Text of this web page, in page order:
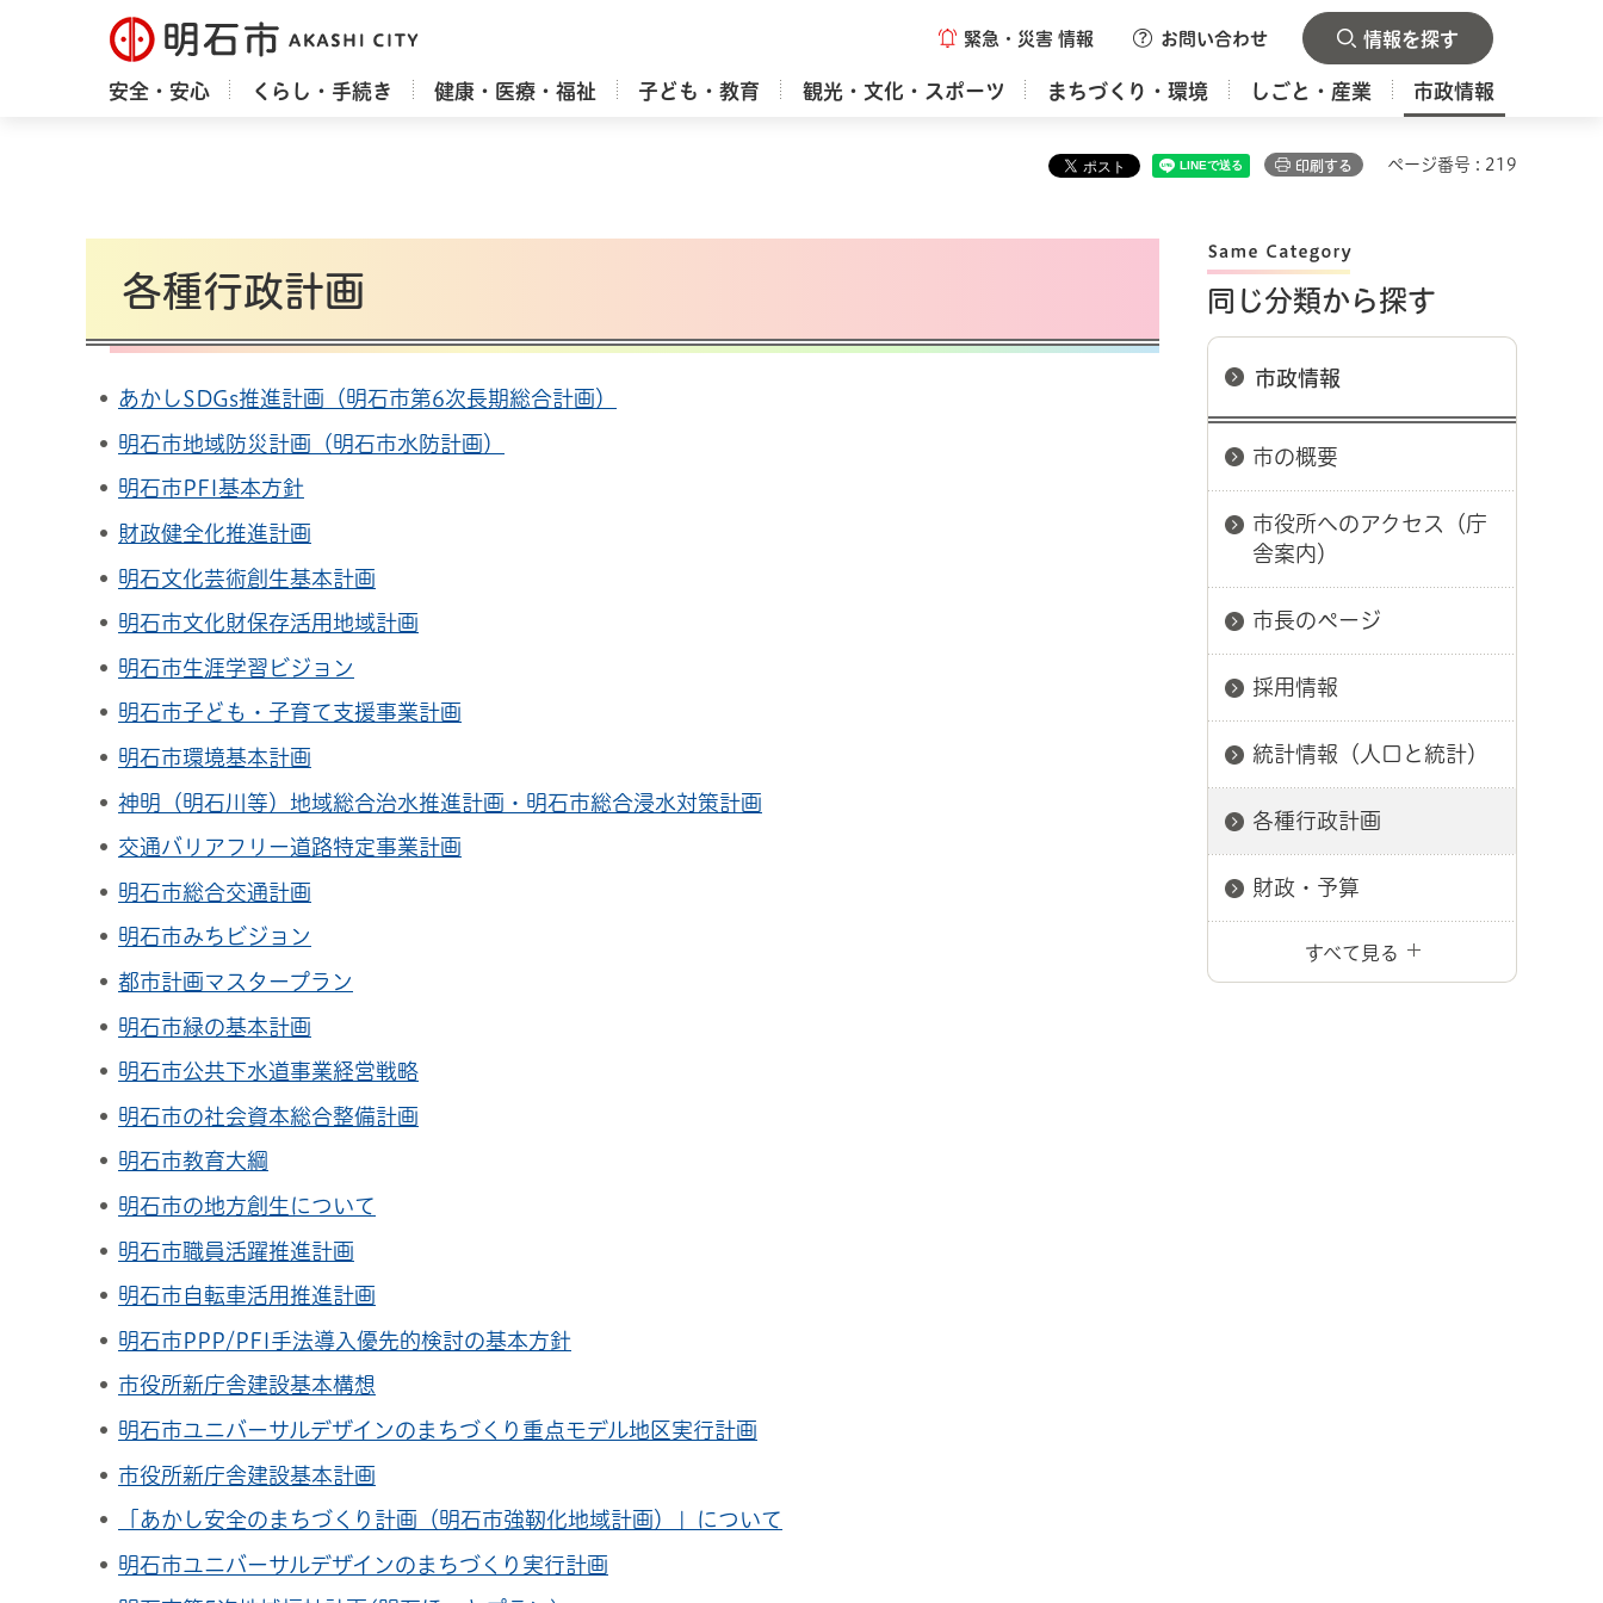
明石市 緊急・災害 情報 お問い合わせ 情報を探す
安全・安心 くらし・手続き 健康・医療・福祉 子ども・教育 観光・文化・スポーツ まちづくり・環境 しごと・産業 市政情報
印刷する ページ番号 : 219
各種行政計画
あかしSDGs推進計画（明石市第6次長期総合計画）
明石市地域防災計画（明石市水防計画）
明石市PFI基本方針
財政健全化推進計画
明石文化芸術創生基本計画
明石市文化財保存活用地域計画
明石市生涯学習ビジョン
明石市子ども・子育て支援事業計画
明石市環境基本計画
神明（明石川等）地域総合治水推進計画・明石市総合浸水対策計画
交通バリアフリー道路特定事業計画
明石市総合交通計画
明石市みちビジョン
都市計画マスタープラン
明石市緑の基本計画
明石市公共下水道事業経営戦略
明石市の社会資本総合整備計画
明石市教育大綱
明石市の地方創生について
明石市職員活躍推進計画
明石市自転車活用推進計画
明石市PPP/PFI手法導入優先的検討の基本方針
市役所新庁舎建設基本構想
明石市ユニバーサルデザインのまちづくり重点モデル地区実行計画
市役所新庁舎建設基本計画
「あかし安全のまちづくり計画（明石市強靭化地域計画）」について
明石市ユニバーサルデザインのまちづくり実行計画
同じ分類から探す
市政情報
市の概要
市役所へのアクセス（庁
舎案内）
市長のページ
採用情報
統計情報（人口と統計）
各種行政計画
財政・予算
すべて見る